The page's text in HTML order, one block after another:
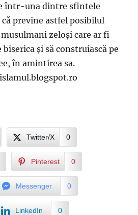
într-una dintre sfintele
previne astfel posibilul
zeloși care ar fi
și să construiască pe
în amintirea sa.
Twitter/X 0
Pinterest 0
Messenger 0
LinkedIn 0